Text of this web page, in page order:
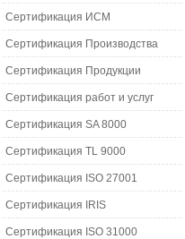
Сертификация ИСМ
Сертификация Производства
Сертификация Продукции
Сертификация работ и услуг
Сертификация SA 8000
Сертификация TL 9000
Сертификация ISO 27001
Сертификация IRIS
Сертификация ISO 31000